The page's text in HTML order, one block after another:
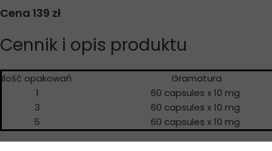
Cena 139 zł
Cennik i opis produktu
Ilość opakowań Gramatura
1
60 capsules x 10 mg
3
60 capsules x 10 mg
5
60 capsules x 10 mg